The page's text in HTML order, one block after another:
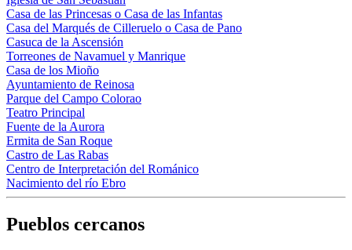
Casa de las Princesas o Casa de las Infantas
Casa del Marqués de Cilleruelo o Casa de Pano
Casuca de la Ascensión
Torreones de Navamuel y Manrique
Casa de los Mioño
Ayuntamiento de Reinosa
Parque del Campo Colorao
Teatro Principal
Fuente de la Aurora
Ermita de San Roque
Castro de Las Rabas
Centro de Interpretación del Románico
Nacimiento del río Ebro
Pueblos cercanos